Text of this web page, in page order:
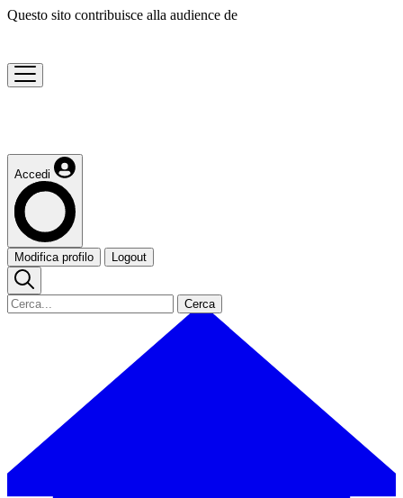
Questo sito contribuisce alla audience de
Accedi
Modifica profilo Logout
Cerca